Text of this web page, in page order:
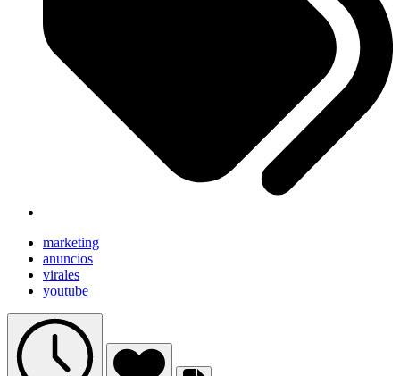
marketing
anuncios
virales
youtube